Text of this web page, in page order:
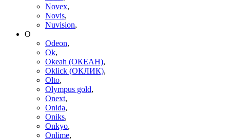
Novex,
Novis,
Nuvision,
O
Odeon,
Ok,
Okeah (ОКЕАН),
Oklick (ОКЛИК),
Olto,
Olympus gold,
Onext,
Onida,
Oniks,
Onkyo,
Onlime,